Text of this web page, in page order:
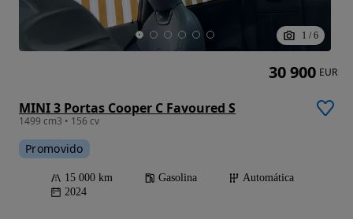
1 / 6
MINI 3 Portas Cooper C Favoured S
1499 cm3 • 156 cv
Promovido
15 000 km Gasolina
Automática
2024
30 900 EUR